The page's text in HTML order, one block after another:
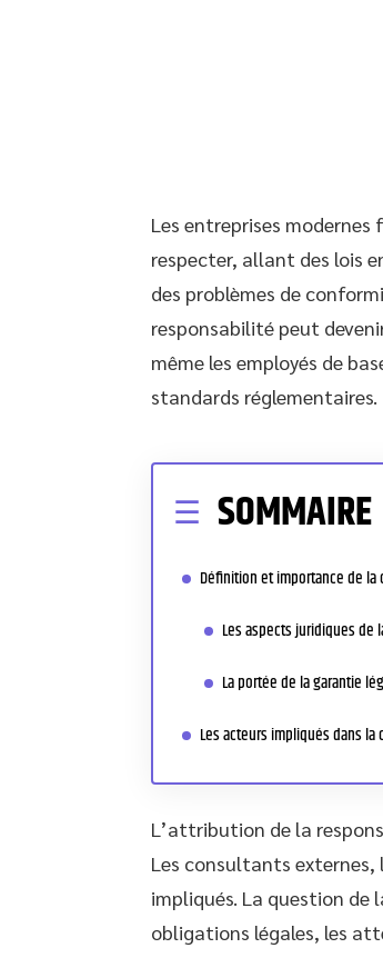
Les entreprises
respecter, allant des lois
des problèmes de
responsabilité peut
même les employés de
standards réglementaires.
SOMMAIRE
Définition et importance de la
Les aspects juridiques de
La portée de la garantie
Les acteurs impliqués dans la
L’attribution de la
Les consultants externes,
impliqués. La question de
obligations légales, les